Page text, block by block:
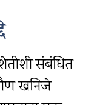
संबंधित
खनिजे